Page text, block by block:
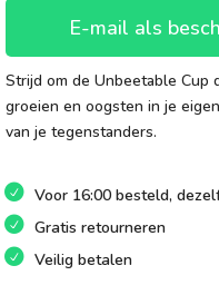
E-mail als
Strijd om de Unbeetable Cup
groeien en oogsten in je
van je tegenstanders.
Voor 16:00 besteld,
Gratis retourneren
Veilig betalen